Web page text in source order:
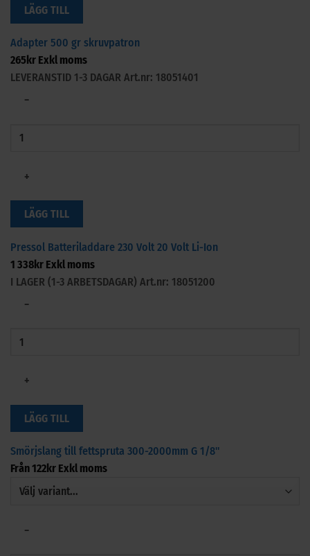
LÄGG TILL
Adapter 500 gr skruvpatron
265 kr Exkl moms
LEVERANSTID 1-3 DAGAR Art.nr: 18051401
−
+
LÄGG TILL
Pressol Batteriladdare 230 Volt 20 Volt Li-Ion
1 338kr Exkl moms
I LAGER (1-3 ARBETSDAGAR) Art.nr: 18051200
−
+
LÄGG TILL
Smörjslang till fettspruta 300-2000mm G 1/8"
Från122kr Exkl moms
−